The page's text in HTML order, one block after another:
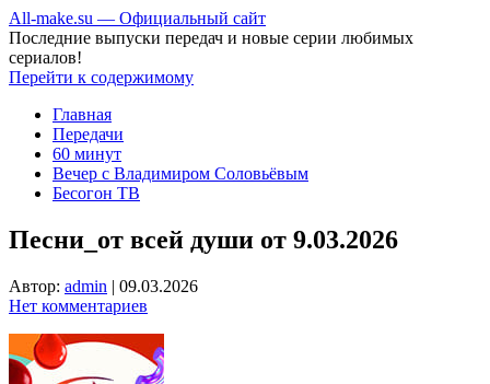
All-make.su — Официальный сайт
Последние выпуски передач и новые серии любимых
сериалов!
Перейти к содержимому
Главная
Передачи
60 минут
Вечер с Владимиром Соловьёвым
Бесогон ТВ
Песни_от всей души от 9.03.2026
Автор: admin | 09.03.2026
Нет комментариев